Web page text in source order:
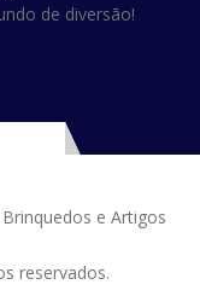
de diversão!
e Artigos
reservados.